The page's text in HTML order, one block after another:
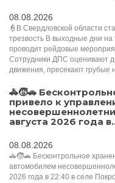
08.08.2026
👮В Свердловской области
трезвость В выходные дни на
проводит рейдовые
Сотрудники ДПС оценивают
движения, пресекают грубые
🚓🧒🚗
привело к
августа 2026 года
08.08.2026
🚓🧒🚗 Бесконтрольное
автомобилем
2026 года в 22:40 в селе